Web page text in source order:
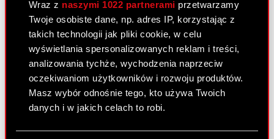
Wraz z naszymi 1022 partnerami przetwarzamy
Twoje osobiste dane, np. adres IP, korzystając z
takich technologii jak pliki cookie, w celu
wyświetlania spersonalizowanych reklam i treści,
analizowania tychże, wychodzenia naprzeciw
oczekiwaniom użytkowników i rozwoju produktów.
Masz wybór odnośnie tego, kto używa Twoich
danych i w jakich celach to robi.
Raport bieżący nr 20/2010
15 maja 2010
Korekta raportu okresowego